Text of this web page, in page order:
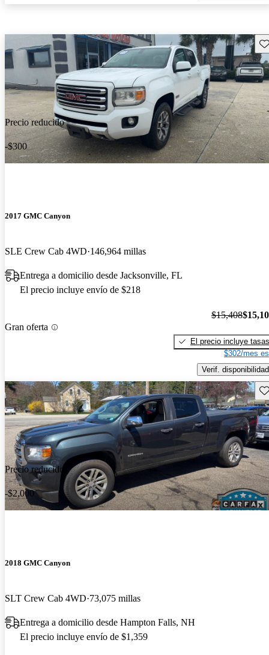
Precio reducido
-$300
2017 GMC Canyon
SLE Crew Cab 4WD 146,964 millas
Entrega a domicilio desde Jacksonville, FL
El precio incluye envío de $218
Gran oferta
$15,408
El precio incluye tasas
$302/mes
Verif. disponibilidad
Precio reducido
-$2,000
2018 GMC Canyon
SLT Crew Cab 4WD 73,075 millas
Entrega a domicilio desde Hampton Falls, NH
El precio incluye envío de $1,359